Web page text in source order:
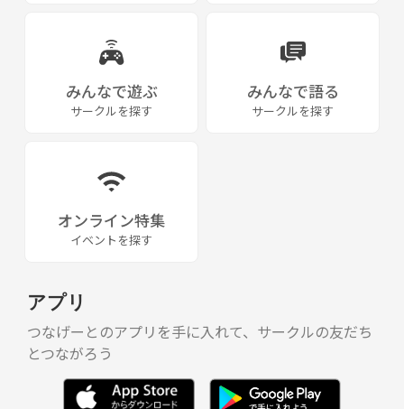
みんなで遊ぶ
サークルを探す
みんなで語る
サークルを探す
オンライン特集
イベントを探す
アプリ
つなげーとのアプリを手に入れて、サークルの友だち
とつながろう